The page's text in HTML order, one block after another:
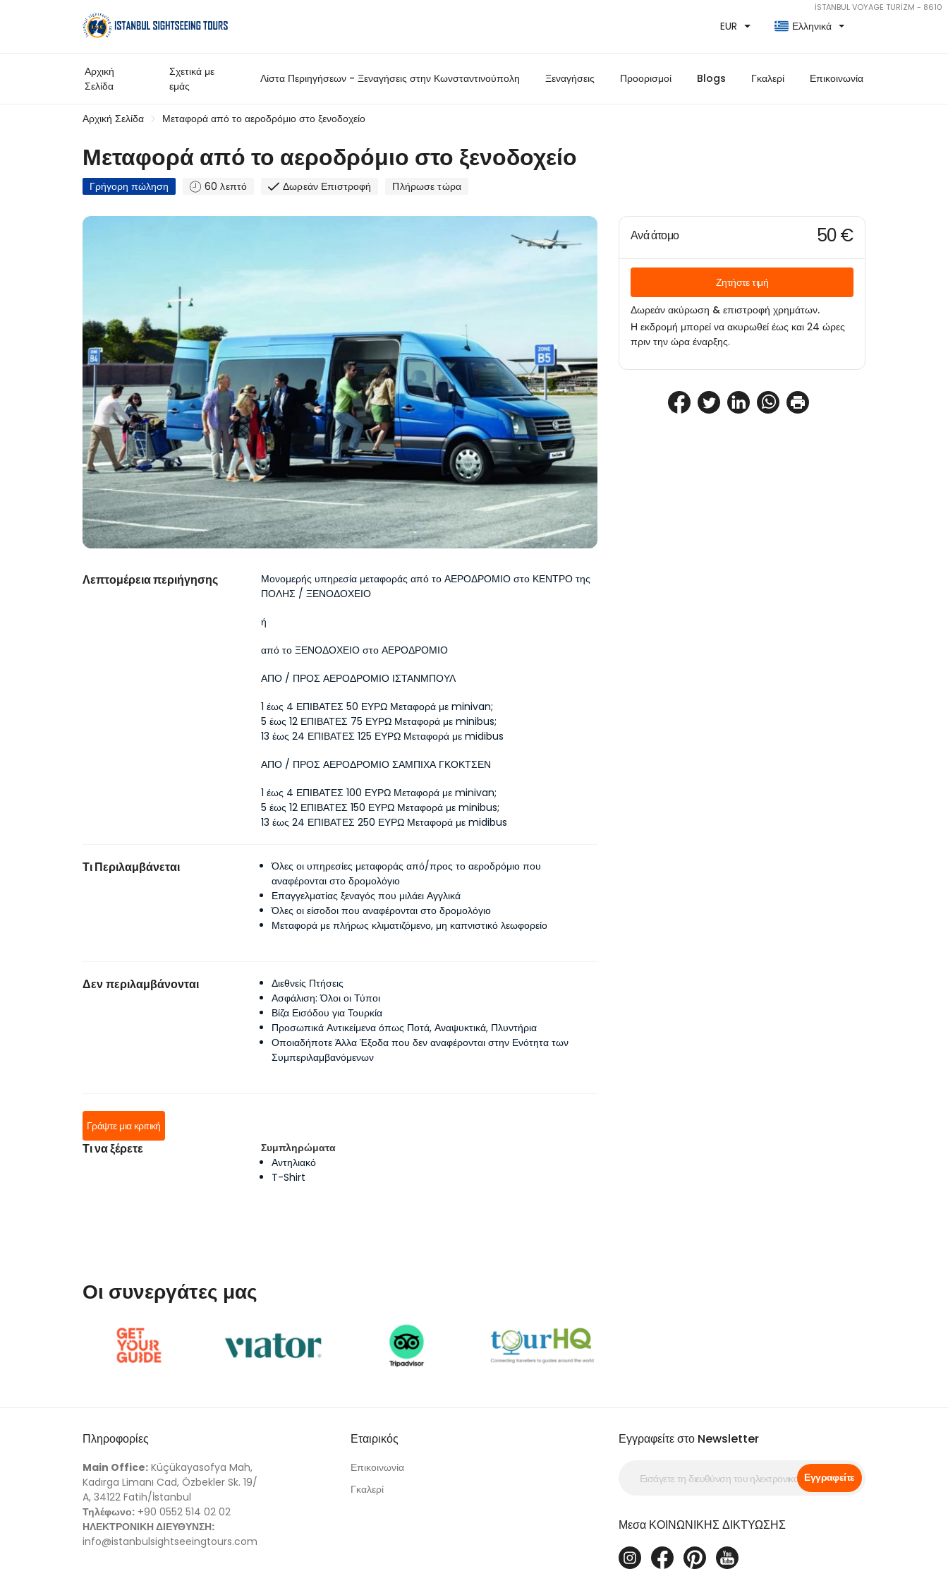
İSTANBUL VOYAGE TURİZM - 8610
EUR Ελληνικά
Αρχική
Σελίδα
Σχετικά με
εμάς
Λίστα Περιηγήσεων - Ξεναγήσεις στην Κωνσταντινούπολη Ξεναγήσεις Προορισμοί Blogs Γκαλερί Επικοινωνία
Αρχική Σελίδα Μεταφορά από το αεροδρόμιο στο ξενοδοχείο
Μεταφορά από το αεροδρόμιο στο ξενοδοχείο
Γρήγορη πώληση 60 λεπτό Δωρεάν Επιστροφή Πλήρωσε τώρα
Λεπτομέρεια περιήγησης
Μονομερής υπηρεσία μεταφοράς από το ΑΕΡΟΔΡΟΜΙΟ στο ΚΕΝΤΡΟ της
ΠΟΛΗΣ / ΞΕΝΟΔΟΧΕΙΟ
ή
από το ΞΕΝΟΔΟΧΕΙΟ στο ΑΕΡΟΔΡΟΜΙΟ
ΑΠΟ / ΠΡΟΣ ΑΕΡΟΔΡΟΜΙΟ ΙΣΤΑΝΜΠΟΥΛ
1 έως 4 ΕΠΙΒΑΤΕΣ 50 ΕΥΡΩ Μεταφορά με minivan;
5 έως 12 ΕΠΙΒΑΤΕΣ 75 ΕΥΡΩ Μεταφορά με minibus;
13 έως 24 ΕΠΙΒΑΤΕΣ 125 ΕΥΡΩ Μεταφορά με midibus
ΑΠΟ / ΠΡΟΣ ΑΕΡΟΔΡΟΜΙΟ ΣΑΜΠΙΧΑ ΓΚΟΚΤΣΕΝ
1 έως 4 ΕΠΙΒΑΤΕΣ 100 ΕΥΡΩ Μεταφορά με minivan;
5 έως 12 ΕΠΙΒΑΤΕΣ 150 ΕΥΡΩ Μεταφορά με minibus;
13 έως 24 ΕΠΙΒΑΤΕΣ 250 ΕΥΡΩ Μεταφορά με midibus
Τι Περιλαμβάνεται
Όλες οι υπηρεσίες μεταφοράς από/προς το αεροδρόμιο που
αναφέρονται στο δρομολόγιο
Επαγγελματίας ξεναγός που μιλάει Αγγλικά
Όλες οι είσοδοι που αναφέρονται στο δρομολόγιο
Μεταφορά με πλήρως κλιματιζόμενο, μη καπνιστικό λεωφορείο
Δεν περιλαμβάνονται
Διεθνείς Πτήσεις
Ασφάλιση: Όλοι οι Τύποι
Βίζα Εισόδου για Τουρκία
Προσωπικά Αντικείμενα όπως Ποτά, Αναψυκτικά, Πλυντήρια
Οποιαδήποτε Άλλα Έξοδα που δεν αναφέρονται στην Ενότητα των
Συμπεριλαμβανόμενων
Γράψτε μια κριτική
Τι να ξέρετε
Συμπληρώματα
Αντηλιακό
T-Shirt
Ανά άτομο 50 €
Ζητήστε τιμή
Δωρεάν ακύρωση & επιστροφή χρημάτων.
Η εκδρομή μπορεί να ακυρωθεί έως και 24 ώρες
πριν την ώρα έναρξης.
Οι συνεργάτες μας
Πληροφορίες
Main Office: Küçükayasofya Mah,
Kadırga Limanı Cad, Özbekler Sk. 19/
A, 34122 Fatih/İstanbul
Τηλέφωνο: +90 0552 514 02 02
ΗΛΕΚΤΡΟΝΙΚΗ ΔΙΕΥΘΥΝΣΗ:
info@istanbulsightseeingtours.com
Εταιρικός
Επικοινωνία
Γκαλερί
Εγγραφείτε στο Newsletter
Εγγραφείτε
Μεσα ΚΟΙΝΩΝΙΚΗΣ ΔΙΚΤΥΩΣΗΣ